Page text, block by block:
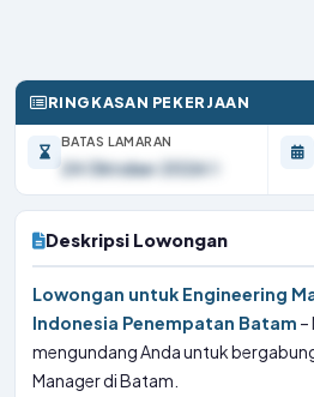
RINGKASAN PEKERJAAN
BATAS LAMARAN
24 Oktober 2026
Deskripsi Lowongan
Lowongan untuk Engineering
Indonesia Penempatan Batam –
mengundang Anda untuk
Manager di Batam.